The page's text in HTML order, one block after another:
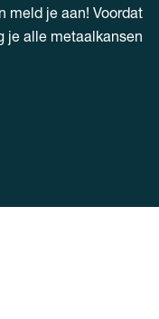
meld je aan! Voordat
je alle metaalkansen